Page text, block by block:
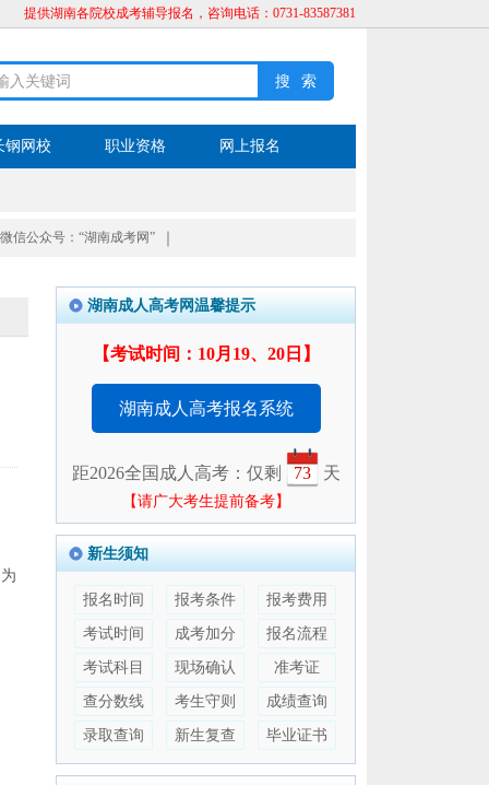
提供湖南各院校成考辅导报名，咨询电话：0731-83587381
钢网校 职业资格 网上报名
微信公众号：“湖南成考网”
湖南成人高考网温馨提示
【考试时间：10月19、20日】
湖南成人高考报名系统
距2026全国成人高考：仅剩 73 天
【请广大考生提前备考】
新生须知
报名时间 报考条件 报考费用
考试时间 成考加分 报名流程
考试科目 现场确认 准考证
查分数线 考生守则 成绩查询
录取查询 新生复查 毕业证书